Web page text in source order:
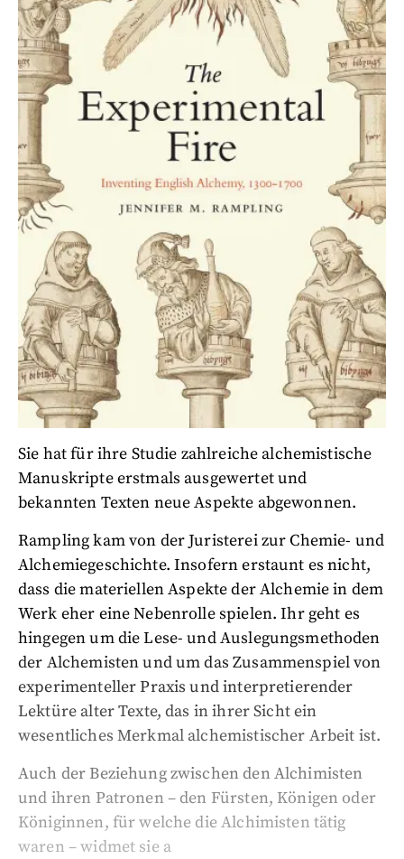
Sie hat für ihre Studie zahlreiche alchemistische
Manuskripte erstmals ausgewertet und
bekannten Texten neue Aspekte abgewonnen.
Rampling kam von der Juristerei zur Chemie- und
Alchemiegeschichte. Insofern erstaunt es nicht,
dass die materiellen Aspekte der Alchemie in dem
Werk eher eine Nebenrolle spielen. Ihr geht es
hingegen um die Lese- und Auslegungsmethoden
der Alchemisten und um das Zusammenspiel von
experimenteller Praxis und interpretierender
Lektüre alter Texte, das in ihrer Sicht ein
wesentliches Merkmal alchemistischer Arbeit ist.
Auch der Beziehung zwischen den Alchimisten
und ihren Patronen – den Fürsten, Königen oder
Königinnen, für welche die Alchimisten tätig
waren – widmet sie a